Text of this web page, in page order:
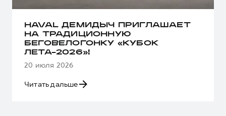
HAVAL ДЕМИДЫЧ ПРИГЛАШАЕТ
НА ТРАДИЦИОННУЮ
БЕГОВЕЛОГОНКУ «КУБОК
ЛЕТА-2026»!
20 июля 2026
Читать дальше